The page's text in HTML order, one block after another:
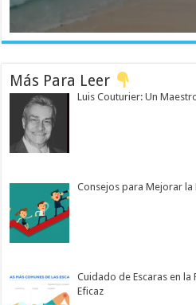
Más Para Leer
Luis Couturier: Un
Consejos para Mejorar la
Cuidado de Escaras en la
Eficaz